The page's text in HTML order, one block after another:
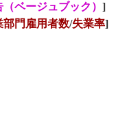
ベージュブック） ]
部門雇用者数/失業率]